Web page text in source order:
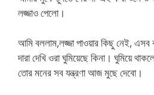
লজ্জাও পেলো।
আমি বললাম,লজ্জা পাওয়ার কিছু নেই,
দারা দেখি ওরা ঘুমিয়েছে কিনা। ঘুমিয়ে
তোর মনের সব যন্ত্রণা আজ মুছে দেবো।